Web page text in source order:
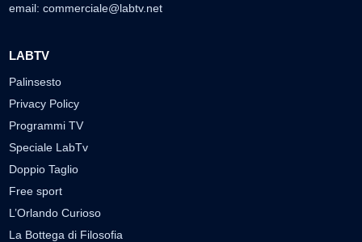
email: commerciale@labtv.net
LABTV
Palinsesto
Privacy Policy
Programmi TV
Speciale LabTv
Doppio Taglio
Free sport
L’Orlando Curioso
La Bottega di Filosofia